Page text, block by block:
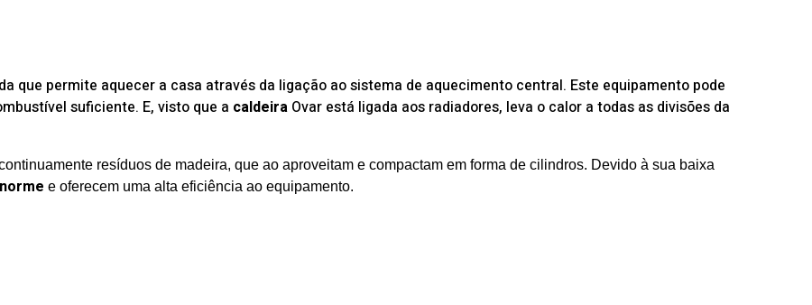
que permite aquecer a casa através da ligação ao sistema de aquecimento central. Este equipamento pode
suficiente. E, visto que a caldeira Ovar está ligada aos radiadores, leva o calor a todas as divisões da
resíduos de madeira, que ao aproveitam e compactam em forma de cilindros. Devido à sua baixa
e oferecem uma alta eficiência ao equipamento.